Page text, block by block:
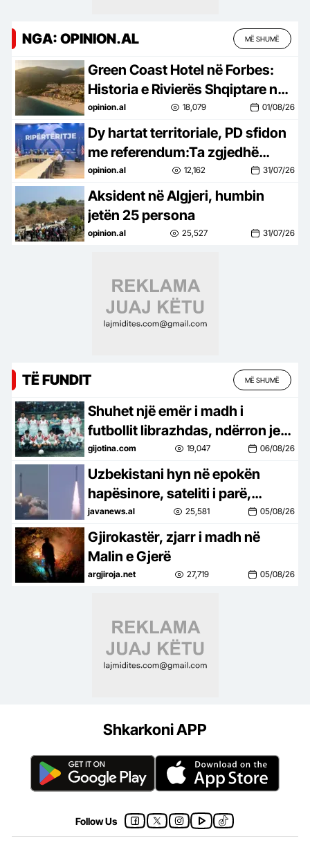
NGA: OPINION.AL MË SHUMË
Green Coast Hotel në Forbes:
Historia e Rivierës Shqiptare në
skenën ndërkombëtare
opinion.al 18,079 01/08/26
Dy hartat territoriale, PD sfidon
me referendum:Ta zgjedhë
qytetari
opinion.al 12,162 31/07/26
Aksident në Algjeri, humbin
jetën 25 persona
opinion.al 25,527 31/07/26
TË FUNDIT MË SHUMË
Shuhet një emër i madh i
futbollit librazhdas, ndërron jetë
ish-kapiteni dhe ish-trajneri i
Sopotit, Besnik Çota
gijotina.com 19,047 06/08/26
Uzbekistani hyn në epokën
hapësinore, sateliti i parë,
Samarkand-2028, lëshohet në
orbitë –
javanews.al 25,581 05/08/26
Gjirokastër, zjarr i madh në
Malin e Gjerë
argjiroja.net 27,719 05/08/26
Shkarkoni APP
Follow Us